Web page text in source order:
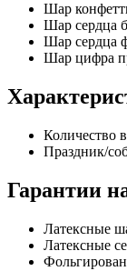
Шар
Шар сердца
Шар сердца
Шар цифра
Количество
Праздник/
Гарантии
Латексные
Латексные